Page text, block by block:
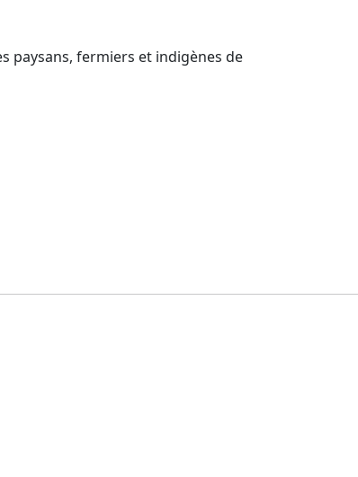
paysans, fermiers et indigènes de